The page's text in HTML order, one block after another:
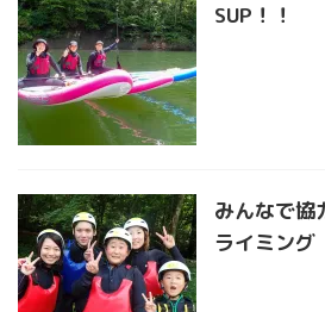
SUP！！
みんなで協
ライミング